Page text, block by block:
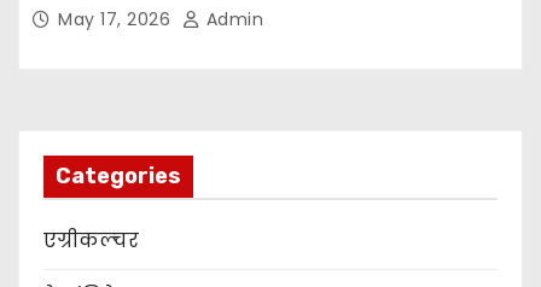
May 17, 2026 Admin
Categories
एग्रीकल्चर